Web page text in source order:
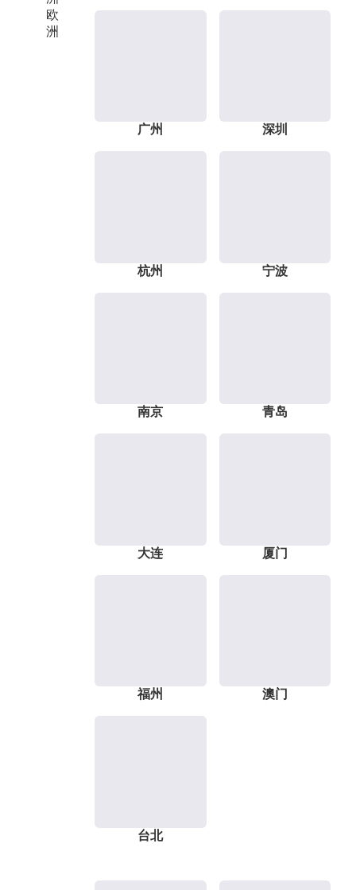
欧
洲
广州 深圳
杭州 宁波
南京 青岛
大连 厦门
福州 澳门
台北